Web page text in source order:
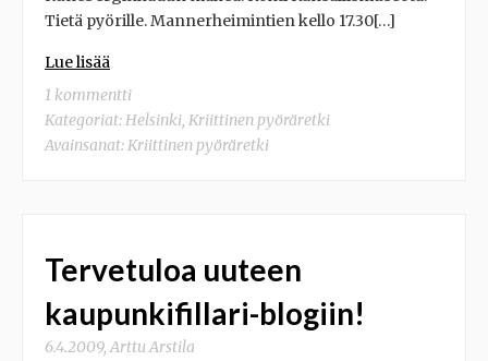
Tietä pyörille. Mannerheimintien kello 17.30[…]
Lue lisää
1 kommentti
Kategoriat:Helsinki, Kriittinen pyöräretki
Avainsanat:Kriittinen pyöräretki
Tervetuloa uuteen
kaupunkifillari-blogiin!
6.4.2009,Arttu Arstila